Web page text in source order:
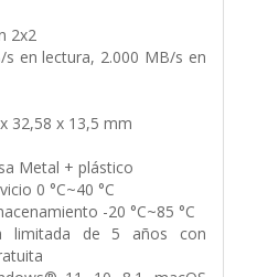
2x2
s en lectura, 2.000 MB/s en
32,58 x 13,5 mm
Metal + plástico
0 °C~40 °C
-20 °C~85 °C
limitada de 5 años con